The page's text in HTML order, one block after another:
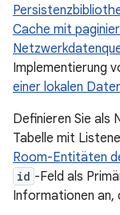
Cache mit
Implementierung
einer lokalen
Definieren Sie als
Tabelle mit
Room-Entitäten
id -Feld als
Informationen an,